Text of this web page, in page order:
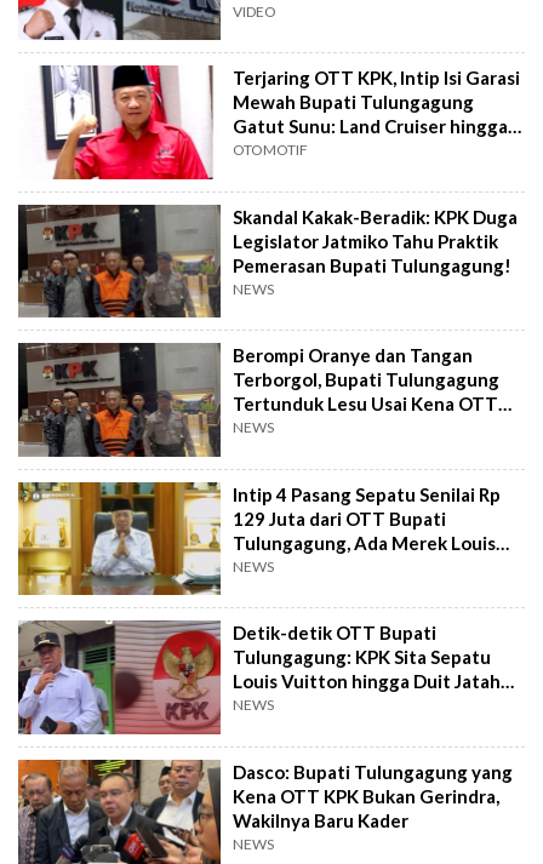
VIDEO
Terjaring OTT KPK, Intip Isi Garasi
Mewah Bupati Tulungagung
Gatut Sunu: Land Cruiser hingga
Truk
OTOMOTIF
Skandal Kakak-Beradik: KPK Duga
Legislator Jatmiko Tahu Praktik
Pemerasan Bupati Tulungagung!
NEWS
Berompi Oranye dan Tangan
Terborgol, Bupati Tulungagung
Tertunduk Lesu Usai Kena OTT
KPK: Mohon Maaf
NEWS
Intip 4 Pasang Sepatu Senilai Rp
129 Juta dari OTT Bupati
Tulungagung, Ada Merek Louis
Vuitton!
NEWS
Detik-detik OTT Bupati
Tulungagung: KPK Sita Sepatu
Louis Vuitton hingga Duit Jatah
Ratusan Juta!
NEWS
Dasco: Bupati Tulungagung yang
Kena OTT KPK Bukan Gerindra,
Wakilnya Baru Kader
NEWS